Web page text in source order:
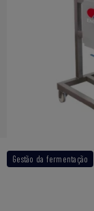
Gestão da fermentação
Ctrl-Tank